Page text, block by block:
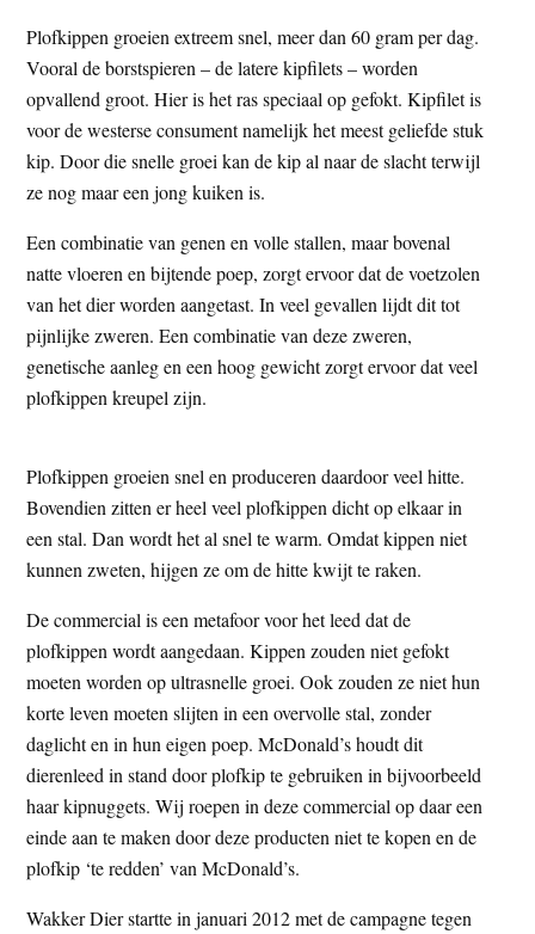
Plofkippen groeien extreem snel, meer dan 60 gram per dag.
Vooral de borstspieren – de latere kipfilets – worden
opvallend groot. Hier is het ras speciaal op gefokt. Kipfilet is
voor de westerse consument namelijk het meest geliefde stuk
kip. Door die snelle groei kan de kip al naar de slacht terwijl
ze nog maar een jong kuiken is.
Een combinatie van genen en volle stallen, maar bovenal
natte vloeren en bijtende poep, zorgt ervoor dat de voetzolen
van het dier worden aangetast. In veel gevallen lijdt dit tot
pijnlijke zweren. Een combinatie van deze zweren,
genetische aanleg en een hoog gewicht zorgt ervoor dat veel
plofkippen kreupel zijn.
Plofkippen groeien snel en produceren daardoor veel hitte.
Bovendien zitten er heel veel plofkippen dicht op elkaar in
een stal. Dan wordt het al snel te warm. Omdat kippen niet
kunnen zweten, hijgen ze om de hitte kwijt te raken.
De commercial is een metafoor voor het leed dat de
plofkippen wordt aangedaan. Kippen zouden niet gefokt
moeten worden op ultrasnelle groei. Ook zouden ze niet hun
korte leven moeten slijten in een overvolle stal, zonder
daglicht en in hun eigen poep. McDonald’s houdt dit
dierenleed in stand door plofkip te gebruiken in bijvoorbeeld
haar kipnuggets. Wij roepen in deze commercial op daar een
einde aan te maken door deze producten niet te kopen en de
plofkip ‘te redden’ van McDonald’s.
Wakker Dier startte in januari 2012 met de campagne tegen